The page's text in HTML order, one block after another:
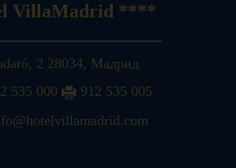
VillaMadrid ****
2 28034, Мадрид
535 000
912 535 005